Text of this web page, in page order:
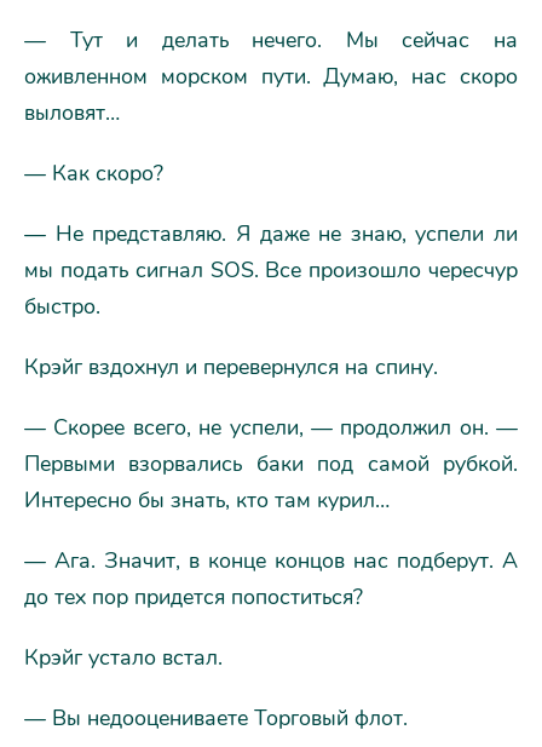
— Тут и делать нечего. Мы сейчас на
оживленном морском пути. Думаю, нас скоро
выловят…
— Как скоро?
— Не представляю. Я даже не знаю, успели ли
мы подать сигнал SOS. Все произошло чересчур
быстро.
Крэйг вздохнул и перевернулся на спину.
— Скорее всего, не успели, — продолжил он. —
Первыми взорвались баки под самой рубкой.
Интересно бы знать, кто там курил…
— Ага. Значит, в конце концов нас подберут. А
до тех пор придется попоститься?
Крэйг устало встал.
— Вы недооцениваете Торговый флот.